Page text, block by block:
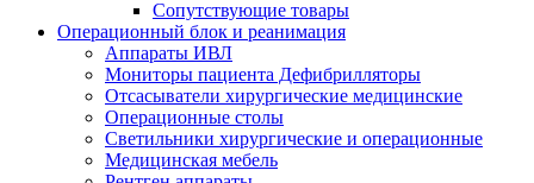
Сопутствующие товары
Операционный блок и реанимация
Аппараты ИВЛ
Мониторы пациента Дефибрилляторы
Отсасыватели хирургические медицинские
Операционные столы
Светильники хирургические и операционные
Медицинская мебель